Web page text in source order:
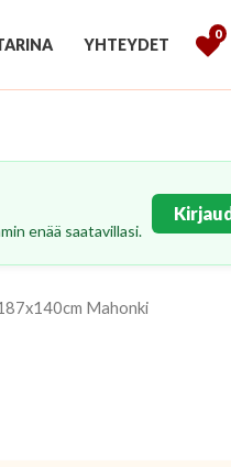
YHTEYDET
0
enää saatavillasi.
Mahonki